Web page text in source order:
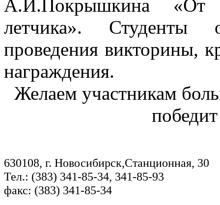
А.И.Покрышкина «От
летчика». Студенты
проведения викторины,
награждения.
Желаем участникам
630108, г. Новосибирск,Станционная, 30
Тел.: (383) 341-85-34, 341-85-93
факс: (383) 341-85-34